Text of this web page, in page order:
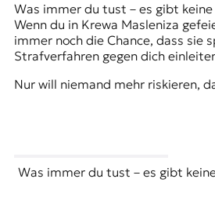
Was immer du tust – es gibt
Wenn du in Krewa Masleniza
immer noch die Chance, dass sie
Strafverfahren gegen dich
Nur will niemand mehr riskieren,
Was immer du tust – es gibt